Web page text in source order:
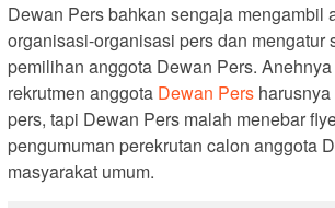
Dewan Pers bahkan sengaja mengambil
organisasi-organisasi pers dan mengatur
pemilihan anggota Dewan Pers.
rekrutmen anggota Dewan Pers
pers, tapi Dewan Pers malah menebar
pengumuman perekrutan calon anggota
masyarakat umum.